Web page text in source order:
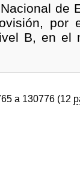
de
por
B, en el
a 130776 (12